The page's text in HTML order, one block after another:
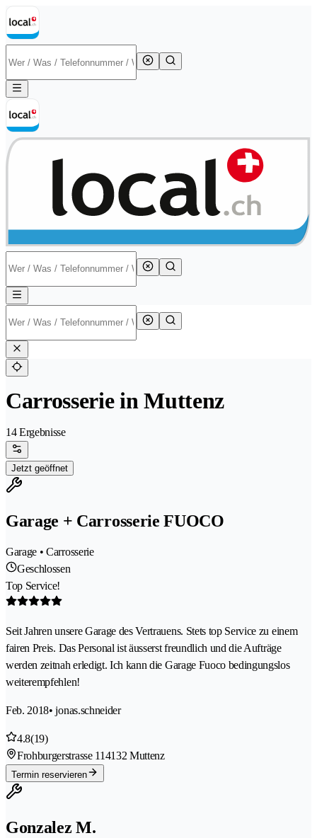
Carrosserie in Muttenz
14 Ergebnisse
Jetzt geöffnet
Garage + Carrosserie FUOCO
Garage • Carrosserie
Geschlossen
Top Service!
Seit Jahren unsere Garage des Vertrauens. Stets top Service zu einem
fairen Preis. Das Personal ist äusserst freundlich und die Aufträge
werden zeitnah erledigt. Ich kann die Garage Fuoco bedingungslos
weiterempfehlen!
Feb. 2018• jonas.schneider
4.8(19)
Frohburgerstrasse 114132 Muttenz
Termin reservieren
Gonzalez M.